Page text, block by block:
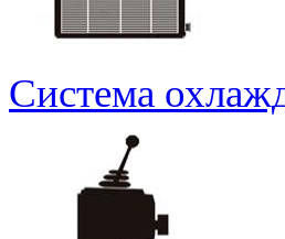
Система